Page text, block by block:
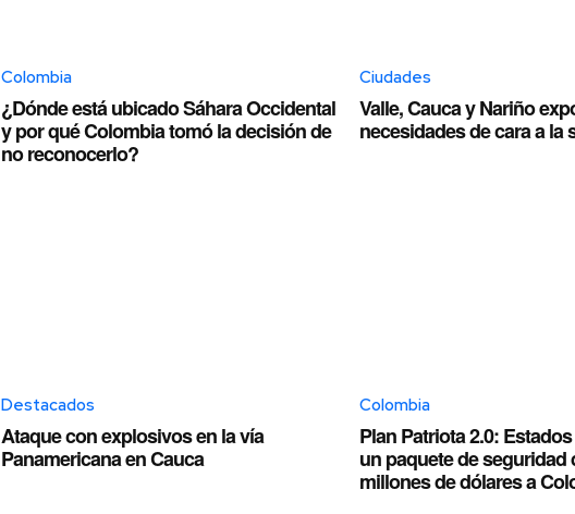
Colombia
¿Dónde está ubicado Sáhara Occidental
y por qué Colombia tomó la decisión de
no reconocerlo?
Ciudades
Valle, Cauca y Nariño
necesidades de cara a la
Destacados
Ataque con explosivos en la vía
Panamericana en Cauca
Colombia
Plan Patriota 2.0:
un paquete de seguridad
millones de dólares a